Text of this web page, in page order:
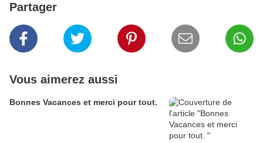
Partager
Vous aimerez aussi
Bonnes Vacances et merci pour tout.